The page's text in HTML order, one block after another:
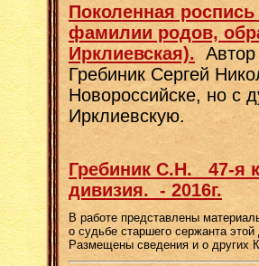
Поколенная
фамилии родов,
Ирклиевская). Автор
Гребиник Сергей
Новороссийске, но с
Ирклиевскую.
Гребиник С.Н. 47-я
дивизия. - 2016г.
В работе представлены
о судьбе старшего сержанта
Размещены сведения и о других